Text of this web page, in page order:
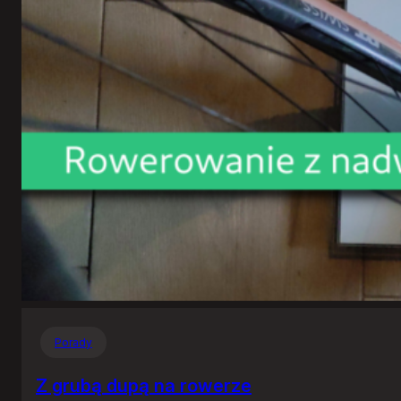
Porady
Z grubą dupą na rowerze